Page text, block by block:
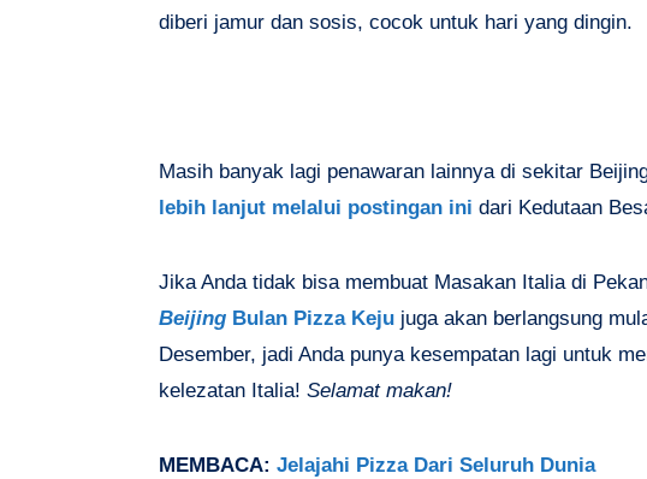
diberi jamur dan sosis, cocok untuk hari yang dingin.
Masih banyak lagi penawaran lainnya di sekitar
lebih lanjut melalui postingan ini dari Kedutaan
Jika Anda tidak bisa membuat Masakan Italia di
Beijing Bulan Pizza Keju juga akan berlangsung
Desember, jadi Anda punya kesempatan lagi untuk
kelezatan Italia! Selamat makan!
MEMBACA: Jelajahi Pizza Dari Seluruh Dunia